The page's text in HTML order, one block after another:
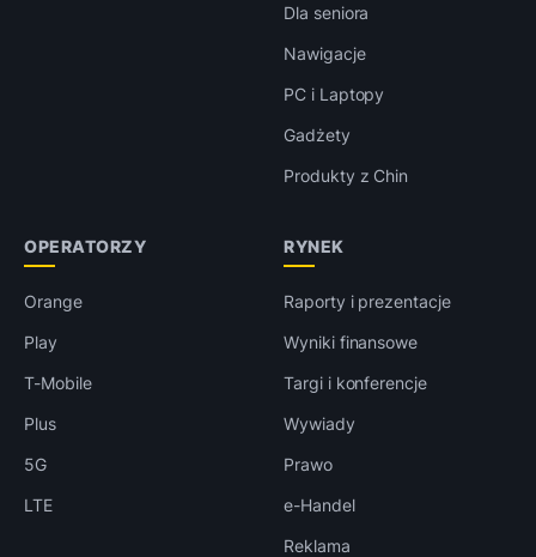
Dla seniora
Nawigacje
PC i Laptopy
Gadżety
Produkty z Chin
OPERATORZY
Orange
Play
T-Mobile
Plus
5G
LTE
RYNEK
Raporty i prezentacje
Wyniki finansowe
Targi i konferencje
Wywiady
Prawo
e-Handel
Reklama